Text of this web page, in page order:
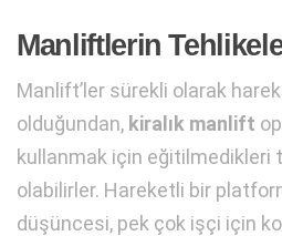
Manliftlerin
Manlift’ler sürekli olarak
olduğundan, kiralık manlift
kullanmak için eğitilmedikleri
olabilirler. Hareketli bir
düşüncesi, pek çok işçi için